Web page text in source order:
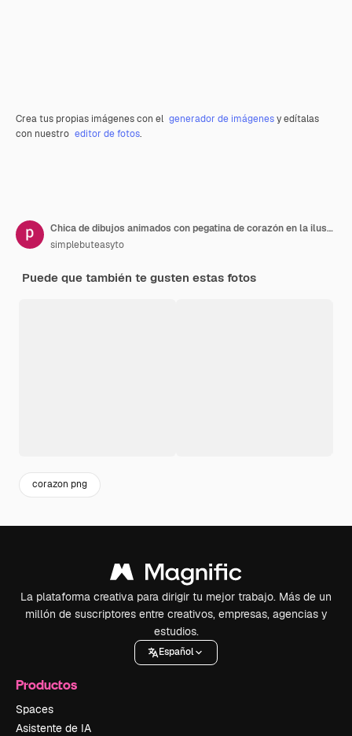
Crea tus propias imágenes con el generador de imágenesy edítalas
con nuestro editor de fotos.
Chica de dibujos animados con pegatina de corazón en la ilustración al estilo kawaii chibi
simplebuteasyto
Puede que también te gusten estas fotos
corazon png
La plataforma creativa para dirigir tu mejor trabajo. Más de un
millón de suscriptores entre creativos, empresas, agencias y
estudios.
Español
Productos
Spaces
Asistente de IA